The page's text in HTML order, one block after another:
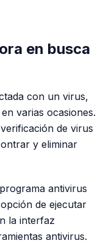
en busca
con un virus,
varias ocasiones.
de virus
y eliminar
antivirus
de ejecutar
la interfaz
antivirus.